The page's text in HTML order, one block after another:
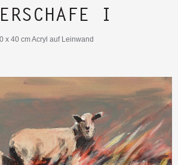
GALERIE
KONTAKT
I
x 40 cm Acryl auf Leinwand